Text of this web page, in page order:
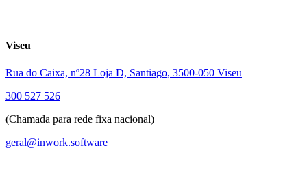
Viseu
Rua do Caixa, nº28 Loja D, Santiago, 3500-050 Viseu
300 527 526
(Chamada para rede fixa nacional)
geral@inwork.software